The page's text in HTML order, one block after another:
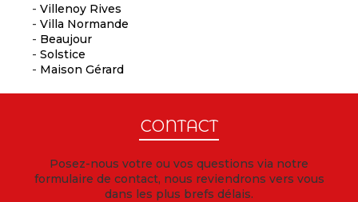
- Villenoy Rives
- Villa Normande
- Beaujour
- Solstice
- Maison Gérard
CONTACT
Posez-nous votre ou vos questions via notre
formulaire de contact, nous reviendrons vers vous
dans les plus brefs délais.